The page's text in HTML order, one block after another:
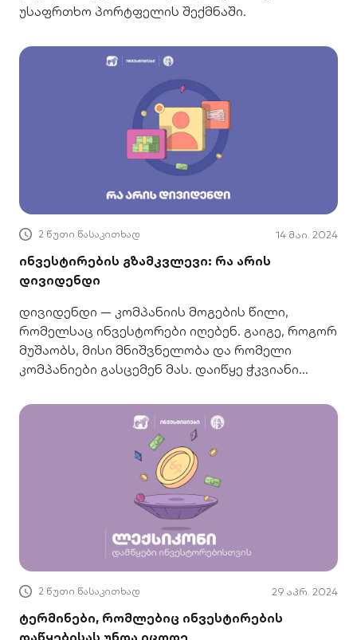
უსაფრთხო პორტფელის შექმნაში.
2 წუთი წასაკითხად 14 მაი. 2024
ინვესტირების გზამკვლევი: რა არის
დივიდენდი
დივიდენდი — კომპანიის მოგების წილი,
რომელსაც ინვესტორები იღებენ. გაიგე, როგორ
მუშაობს, მისი მნიშვნელობა და რომელი
კომპანიები გასცემენ მას. დაიწყე ჭკვიანი
2 წუთი წასაკითხად 29 აპრ. 2024
ტერმინები, რომლებიც ინვესტირების
დაწყებისას უნდა იცოდე